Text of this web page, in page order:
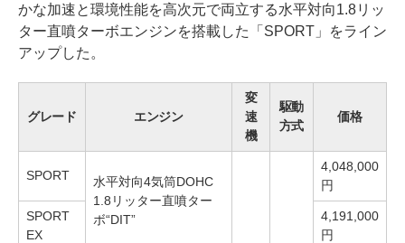
かな加速と環境性能を高次元で両立する水平対向1.8リッ
ター直噴ターボエンジンを搭載した「SPORT」をライン
アップした。
グレード エンジン
変
速
機
駆動
方式
価格
SPORT
水平対向4気筒DOHC
1.8リッター直噴ター
ボ“DIT”
4,048,000
円
SPORT
EX
4,191,000
円